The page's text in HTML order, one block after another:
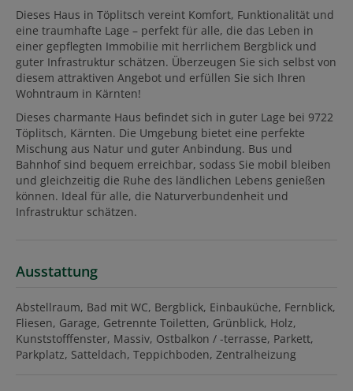
Dieses Haus in Töplitsch vereint Komfort, Funktionalität und
eine traumhafte Lage – perfekt für alle, die das Leben in
einer gepflegten Immobilie mit herrlichem Bergblick und
guter Infrastruktur schätzen. Überzeugen Sie sich selbst von
diesem attraktiven Angebot und erfüllen Sie sich Ihren
Wohntraum in Kärnten!
Dieses charmante Haus befindet sich in guter Lage bei 9722
Töplitsch, Kärnten. Die Umgebung bietet eine perfekte
Mischung aus Natur und guter Anbindung. Bus und
Bahnhof sind bequem erreichbar, sodass Sie mobil bleiben
und gleichzeitig die Ruhe des ländlichen Lebens genießen
können. Ideal für alle, die Naturverbundenheit und
Infrastruktur schätzen.
Ausstattung
Abstellraum Bad mit WC Bergblick Einbauküche Fernblick
Fliesen Garage Getrennte Toiletten Grünblick Holz
Kunststofffenster Massiv Ostbalkon / -terrasse Parkett
Parkplatz Satteldach Teppichboden Zentralheizung